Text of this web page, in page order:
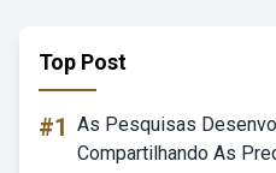
Top Post
#1 As Pesquisas
Compartilhando As